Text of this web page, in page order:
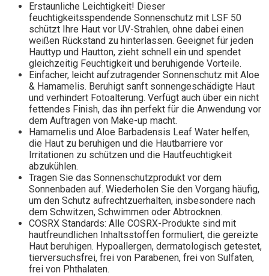
Erstaunliche Leichtigkeit! Dieser
feuchtigkeitsspendende Sonnenschutz mit LSF 50
schützt Ihre Haut vor UV-Strahlen, ohne dabei einen
weißen Rückstand zu hinterlassen. Geeignet für jeden
Hauttyp und Hautton, zieht schnell ein und spendet
gleichzeitig Feuchtigkeit und beruhigende Vorteile.
Einfacher, leicht aufzutragender Sonnenschutz mit Aloe
& Hamamelis. Beruhigt sanft sonnengeschädigte Haut
und verhindert Fotoalterung. Verfügt auch über ein nicht
fettendes Finish, das ihn perfekt für die Anwendung vor
dem Auftragen von Make-up macht.
Hamamelis und Aloe Barbadensis Leaf Water helfen,
die Haut zu beruhigen und die Hautbarriere vor
Irritationen zu schützen und die Hautfeuchtigkeit
abzukühlen.
Tragen Sie das Sonnenschutzprodukt vor dem
Sonnenbaden auf. Wiederholen Sie den Vorgang häufig,
um den Schutz aufrechtzuerhalten, insbesondere nach
dem Schwitzen, Schwimmen oder Abtrocknen.
COSRX Standards: Alle COSRX-Produkte sind mit
hautfreundlichen Inhaltsstoffen formuliert, die gereizte
Haut beruhigen. Hypoallergen, dermatologisch getestet,
tierversuchsfrei, frei von Parabenen, frei von Sulfaten,
frei von Phthalaten.